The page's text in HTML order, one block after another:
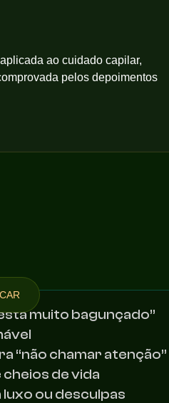
ao cuidado capilar,
pelos depoimentos
muito bagunçado”
“não chamar atenção”
de vida
luxo ou desculpas